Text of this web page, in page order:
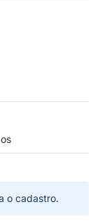
o cadastro.